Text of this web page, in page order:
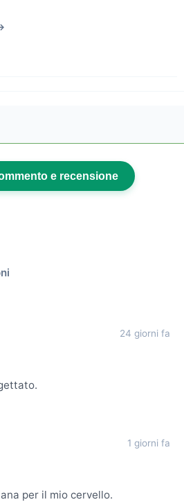
e recensione
24 giorni fa
1 giorni fa
per il mio cervello.